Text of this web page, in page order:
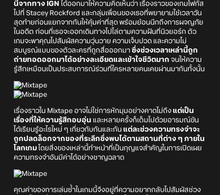
นี้จากทาง IGN ได้ออกมาให้ความคิดเห็นว่า เรื่องราวของเกมโฟกัส
ไปที่ Stacey Rockford และกลุ่มเพื่อนของเธอที่พยายามใช้เวลาวัน
สุดท้ายก่อนแยกจากกันให้คุ้มค่าที่สุด พร้อมย้อนนึกถึงการผจญภัย
ในอดีต ก่อนที่เธอจะออกเดินทางไปไล่ตามความฝันที่นิวยอร์ก ตัว
เกมจะพาคุณไปสัมผัสความวุ่นวาย ความเจ็บปวด และความไม่
สมบูรณ์แบบของตัวละครที่ถูกสื่อออกมา ซึ่งช่วงเวลาเหล่านี้ถูก
ถ่ายทอดออกมาได้อย่างละเอียดและเข้าใจชีวิตมาก จนให้ความ
รู้สึกเหมือนเป็นประสบการณ์ร่วมที่ใครหลายคนเคยผ่านมากันทั้งนั้น
เรื่องราวใน Mixtape อาจไม่ใช่การหักมุมอย่างคาดไม่ถึง แต่เป็น
เรื่องที่ให้ความรู้สึกอบอุ่น และหลายครั้งก็เต็มไปด้วยอารมณ์ขัน
ได้เรียนรู้อะไรใหม่ ๆ เกี่ยวกับกันและกัน แต่ละช่วงความทรงจำจะ
ถูกปลดล็อกจากของที่ระลึกซึ่งพบได้ตามสถานที่ต่าง ๆ ภายใน
โลกเกม โดยสิ่งของเหล่านี้ทำหน้าที่เป็นกุญแจสำคัญในการเปิดเผย
ความทรงจำอันมีค่าได้อย่างชาญฉลาด
คุณค่าของการเล่นซ้ำในเกมนี้จึงอยู่ที่ความอยากกลับไปสัมผัสช่วง